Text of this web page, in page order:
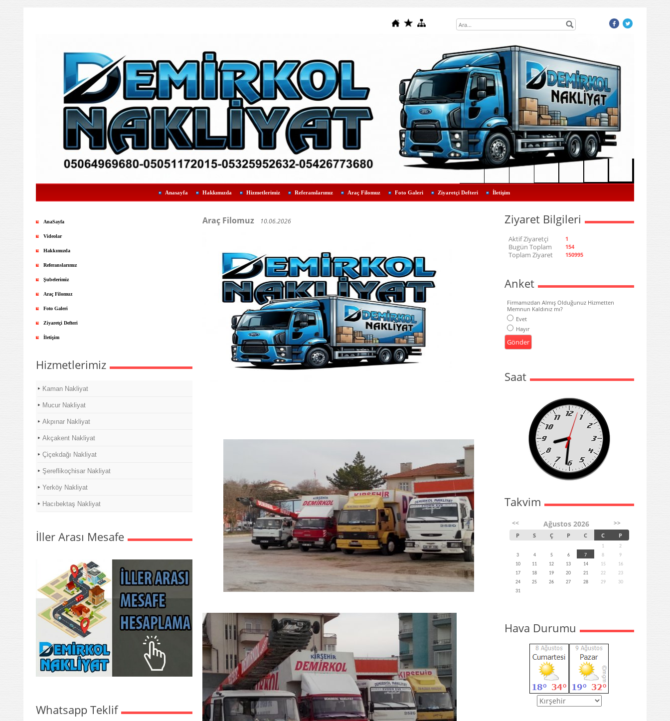
Anasayfa Hakkımızda Hizmetlerimiz Referanslarımız Araç Filomuz Foto Galeri Ziyaretçi Defteri İletişim
AnaSayfa
Videolar
Hakkımızda
Referanslarımız
Şubelerimiz
Araç Filomuz
Foto Galeri
Ziyaretçi Defteri
İletişim
Hizmetlerimiz
Kaman Nakliyat
Mucur Nakliyat
Akpınar Nakliyat
Akçakent Nakliyat
Çiçekdağı Nakliyat
Şereflikoçhisar Nakliyat
Yerköy Nakliyat
Hacıbektaş Nakliyat
İller Arası Mesafe
Whatsapp Teklif
Araç Filomuz 10.06.2026 Ziyaret Bilgileri
Aktif Ziyaretçi 1
Bugün Toplam 154
Toplam Ziyaret 150995
Anket
Firmamızdan Almış Olduğunuz Hizmetten
Memnun Kaldınız mı?
Evet
Hayır
Saat
Takvim
<< Ağustos 2026 >>
P S Ç P C C P
1
2
3
4 5 6 7 8
9
10
11 12 13 14 15
16
17
18 19 20 21 22
23
24
25 26 27 28 29
30
31
Hava Durumu